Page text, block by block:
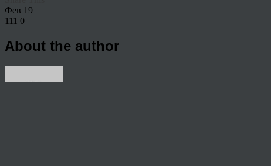
Фев 19
111 0
About the author